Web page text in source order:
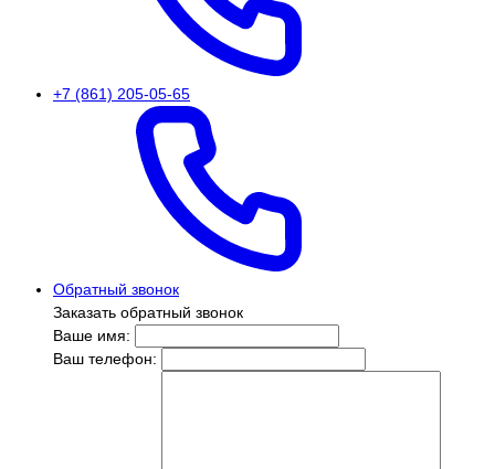
+7 (861) 205-05-65
Обратный звонок
Заказать обратный звонок
Ваше имя:
Ваш телефон: